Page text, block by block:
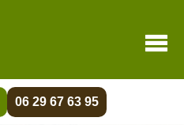
06 29 67 63 95